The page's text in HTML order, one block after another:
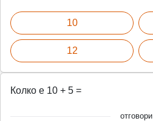
10
12
Колко е 10 + 5 =
отговори